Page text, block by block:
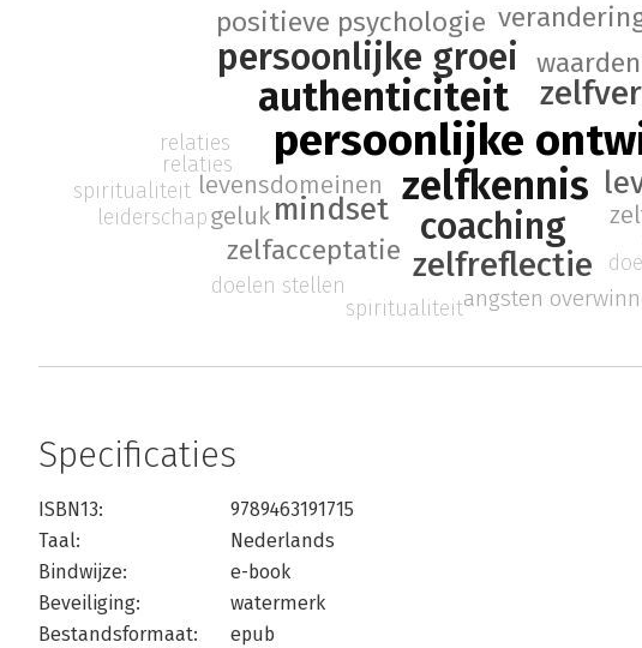
persoonlijke
zelfkennis
authenticiteit
coaching
persoonlijke groei
zelfreflectie
mindset
zelfacceptatie
positieve psychologie
waarden
geluk
levensdomeinen
angsten
relaties
spiritualiteit
doelen stellen
relaties
leiderschap
spiritualiteit
Specificaties
ISBN13:
9789463191715
Taal:
Nederlands
Bindwijze:
e-book
Beveiliging:
watermerk
Bestandsformaat:
epub